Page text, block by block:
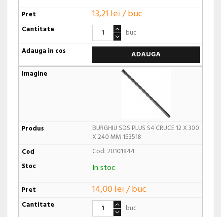
13,21 lei / buc
buc
ADAUGA
BURGHIU SDS PLUS S4 CRUCE 12 X 300
X 240 MM 153518
Cod: 20101844
In stoc
14,00 lei / buc
buc